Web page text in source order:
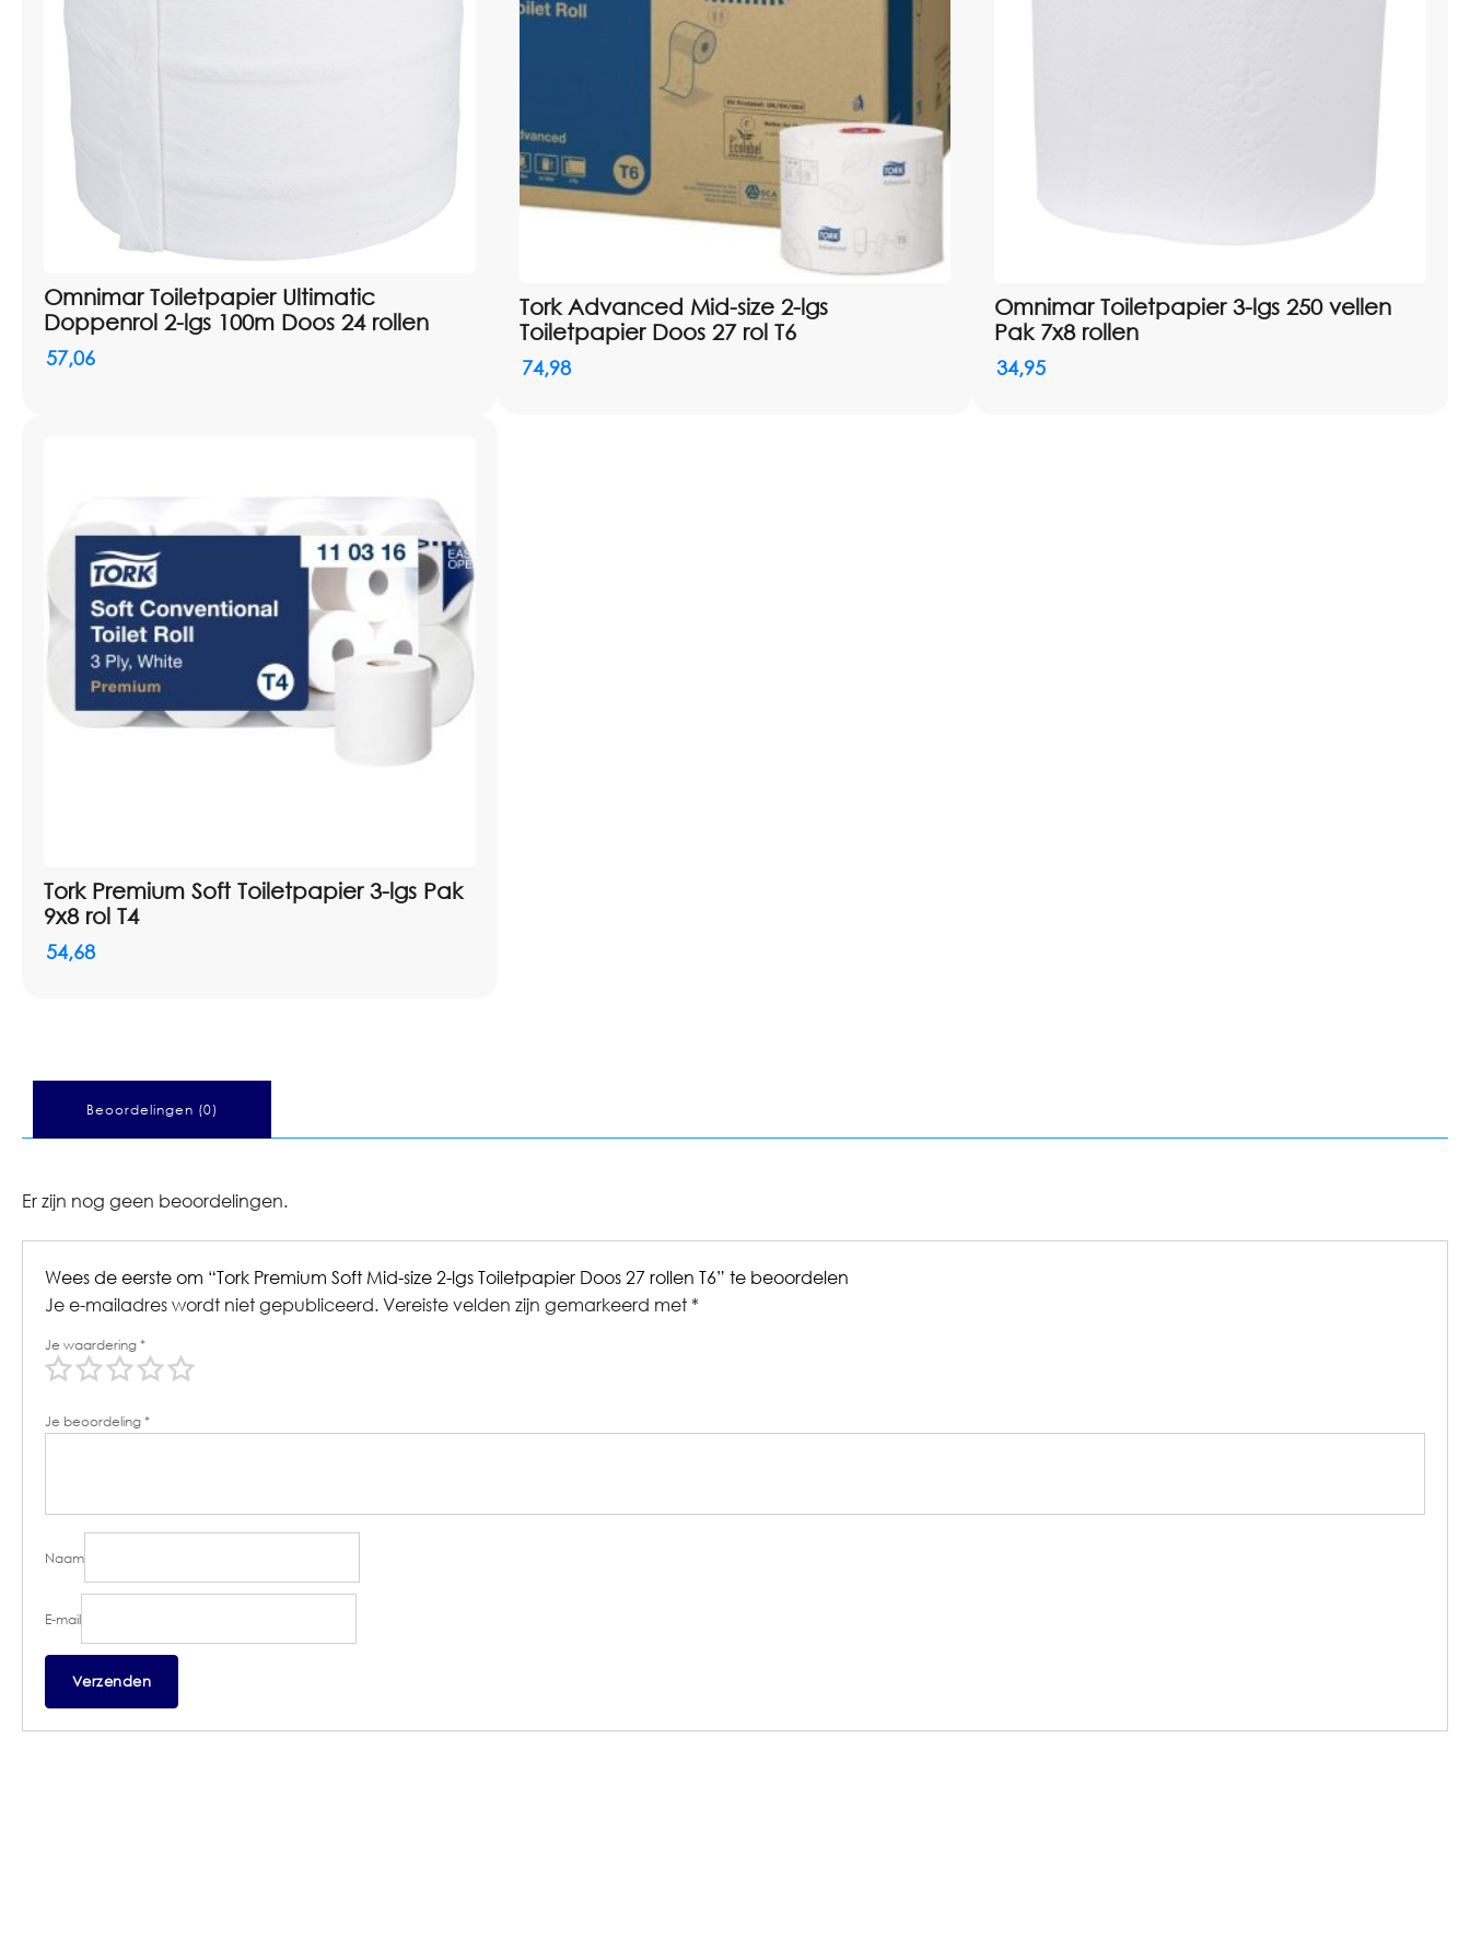
Land van herkomst: Nederland
Verpakking: doos à 27 rollen
Omnimar Toiletpapier Ultimatic
Doppenrol 2-lgs 100m Doos 24 rollen
57,06
Tork Advanced Mid-size 2-lgs
Toiletpapier Doos 27 rol T6
74,98
Omnimar Toiletpapier 3-lgs 250 vellen
Pak 7x8 rollen
34,95
Tork Premium Soft Toiletpapier 3-lgs Pak
9x8 rol T4
54,68
Beoordelingen (0)
Er zijn nog geen beoordelingen.
Wees de eerste om “Tork Premium Soft Mid-size 2-lgs Toiletpapier Doos 27 rollen T6” te beoordelen
Je e-mailadres wordt niet gepubliceerd.Vereiste velden zijn gemarkeerd met *
Je waardering*
Je beoordeling*
Naam
E-mail